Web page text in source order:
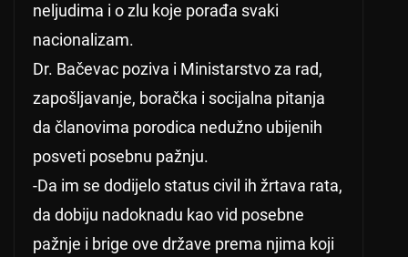
neljudima i o zlu koje porađa svaki
nacionalizam.
Dr. Bačevac poziva i Ministarstvo za rad,
zapošljavanje, boračka i socijalna pitanja
da članovima porodica nedužno ubijenih
posveti posebnu pažnju.
-Da im se dodijelo status civil ih žrtava rata,
da dobiju nadoknadu kao vid posebne
pažnje i brige ove države prema njima koji